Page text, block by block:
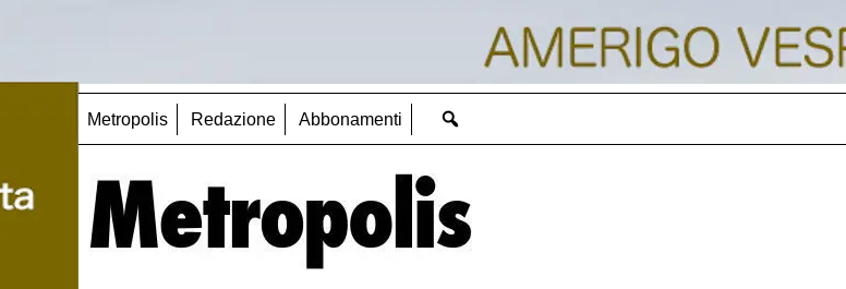
Metropolis Redazione Abbonamenti